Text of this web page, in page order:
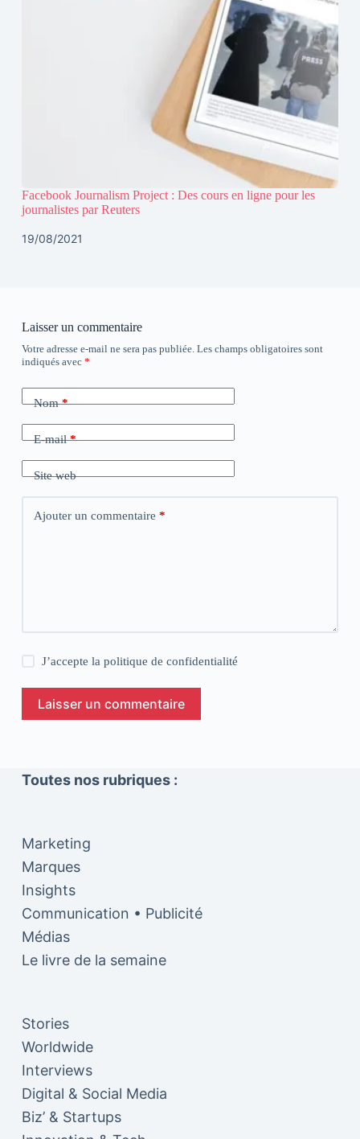
Facebook Journalism Project : Des cours en ligne pour les
journalistes par Reuters
19/08/2021
Laisser un commentaire
Votre adresse e-mail ne sera pas publiée. Les champs obligatoires sont
indiqués avec *
Nom*
E-mail*
Site web
Ajouter un commentaire *
J’accepte lapolitique de confidentialité
Laisser un commentaire
Toutes nos rubriques :
Marketing
Marques
Insights
Communication • Publicité
Médias
Le livre de la semaine
Stories
Worldwide
Interviews
Digital & Social Media
Biz’ & Startups